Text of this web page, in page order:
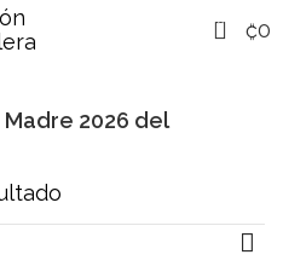
0 ₡0
2026 del